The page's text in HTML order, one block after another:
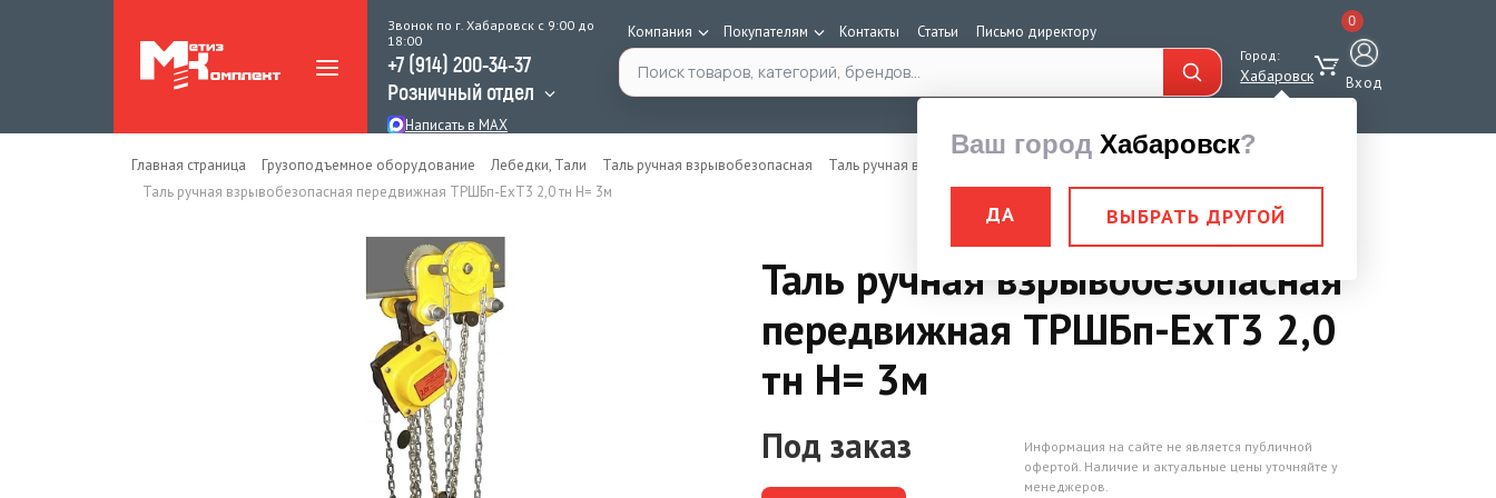
Звонок по г. Хабаровск с 9:00 до
18:00
+7 (914) 200-34-37
Розничный отдел
Написать в MAX
Компания Покупателям Контакты Статьи Письмо директору
Поиск по каталогу Город:
Хабаровск
Ваш город Хабаровск?
ДА ВЫБРАТЬ ДРУГОЙ
0
Вход
Главная страница Грузоподъемное оборудование Лебедки, Тали Таль ручная взрывобезопасная
Таль ручная взрывобезопасная передвижная
Таль ручная взрывобезопасная передвижная ТРШБп-ЕхТ3 2,0 тн H= 3м
Таль ручная взрывобезопасная
передвижная ТРШБп-ЕхТ3 2,0
тн H= 3м
Под заказ
Информация на сайте не является публичной
офертой. Наличие и актуальные цены уточняйте у
менеджеров.